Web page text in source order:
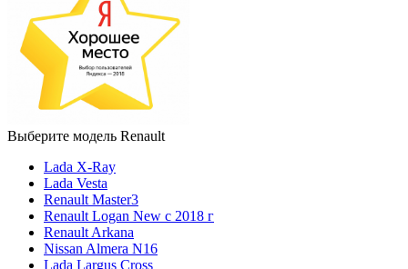
Выберите модель Renault
Lada X-Ray
Lada Vesta
Renault Master3
Renault Logan New с 2018 г
Renault Arkana
Nissan Almera N16
Lada Largus Cross